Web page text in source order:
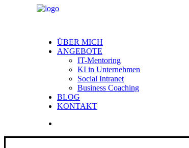
ÜBER MICH
ANGEBOTE
IT-Mentoring
KI in Unternehmen
Social Intranet
Business Coaching
BLOG
KONTAKT